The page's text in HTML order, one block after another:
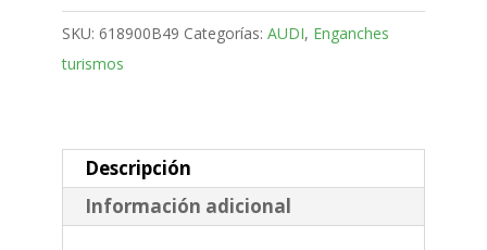
Bola
desmontable
vertical
2015
cantidad
SKU: 618900B49 Categorías: AUDI, Enganches
turismos
Descripción
Información adicional